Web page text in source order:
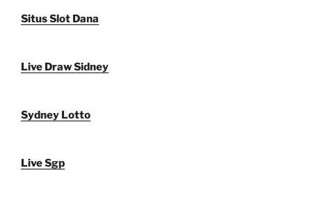
Situs Slot Dana
Live Draw Sidney
Sydney Lotto
Live Sgp